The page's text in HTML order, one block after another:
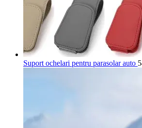
Suport ochelari pentru parasolar auto